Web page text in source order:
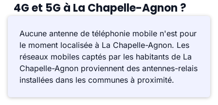
4G et 5G à La Chapelle-Agnon ?
Aucune antenne de téléphonie mobile n'est pour
le moment localisée à La Chapelle-Agnon. Les
réseaux mobiles captés par les habitants de La
Chapelle-Agnon proviennent des antennes-relais
installées dans les communes à proximité.